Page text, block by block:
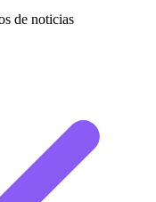
de noticias